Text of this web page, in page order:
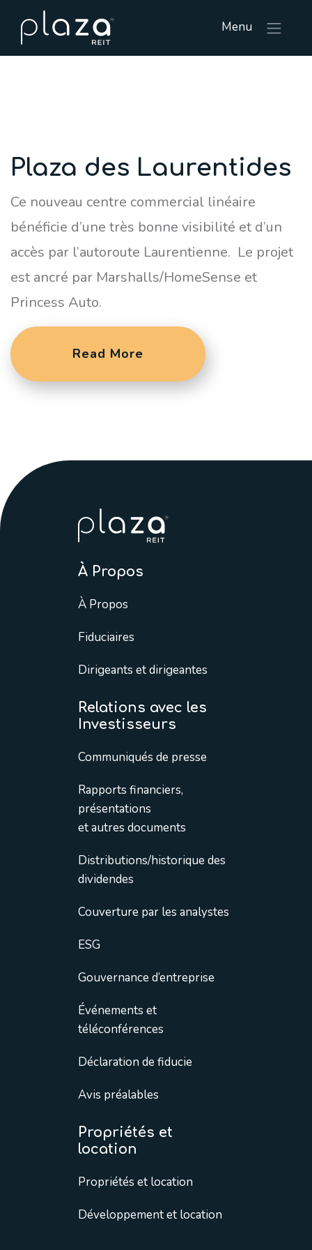
Menu
Plaza des Laurentides
Ce nouveau centre commercial linéaire
bénéficie d’une très bonne visibilité et d’un
accès par l’autoroute Laurentienne. Le projet
est ancré par Marshalls/HomeSense et
Princess Auto.
Read More
À Propos
À Propos
Fiduciaires
Dirigeants et dirigeantes
Relations avec les
Investisseurs
Communiqués de presse
Rapports financiers,
présentations
et autres documents
Distributions/historique des
dividendes
Couverture par les analystes
ESG
Gouvernance d’entreprise
Événements et
téléconférences
Déclaration de fiducie
Avis préalables
Propriétés et
location
Propriétés et location
Développement et location